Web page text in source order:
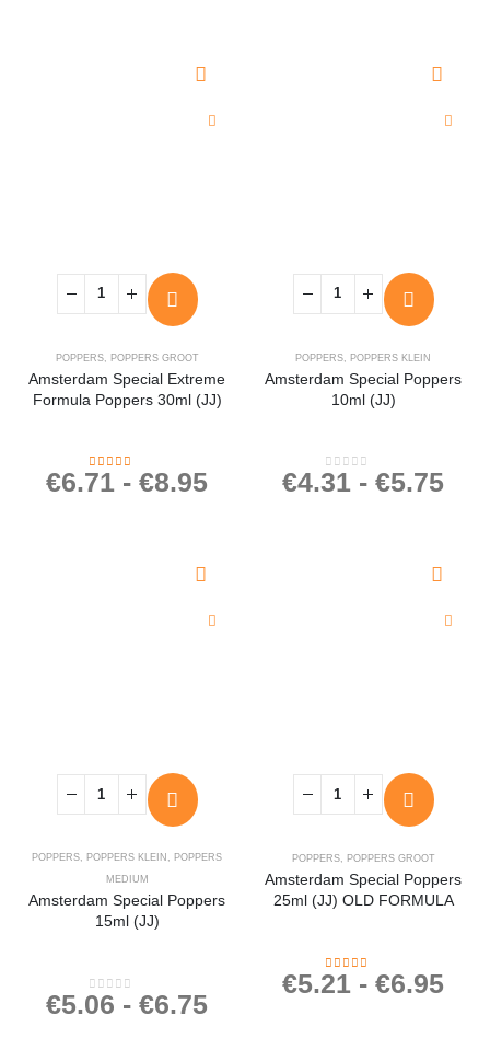
POPPERS, POPPERS GROOT
Amsterdam Special Extreme
Formula Poppers 30ml (JJ)
4.34 out of 5
€6.71 - €8.95
POPPERS POPPERS KLEIN
Amsterdam Special Poppers
10ml (JJ)
0out of 5
€4.31 - €5.75
POPPERS, POPPERS KLEIN , POPPERS
MEDIUM
Amsterdam Special Poppers
15ml (JJ)
0out of 5
€5.06 - €6.75
POPPERS, POPPERS GROOT
Amsterdam Special Poppers
25ml (JJ) OLD FORMULA
4.23 out of 5
€5.21 - €6.95